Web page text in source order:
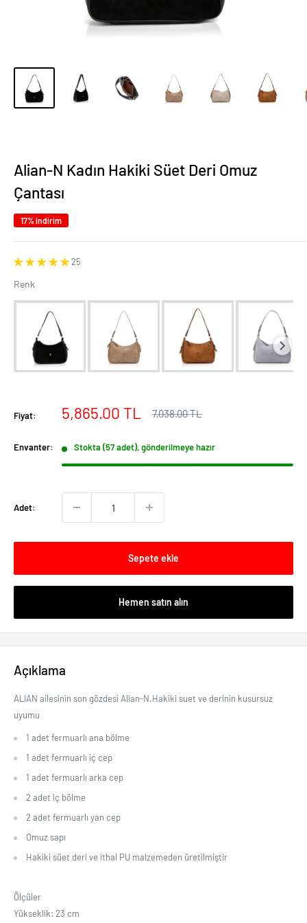
Alian-N Kadın Hakiki Süet Deri Omuz
Çantası
17% indirim
25
Renk
Fiyat:
İndirimli
5,865.00 TL
Normal
7,038.00 TL
Envanter: Stokta (57 adet), gönderilmeye hazır
Adet:
Sepete ekle
Hemen satın alın
Açıklama
ALIAN ailesinin son gözdesi Alian-N.Hakiki suet ve derinin kusursuz
uyumu
1 adet fermuarlı ana bölme
1 adet fermuarlı iç cep
1 adet fermuarlı arka cep
2 adet iç bölme
2 adet fermuarlı yan cep
Omuz sapı
Hakiki süet deri ve ithal PU malzemeden üretilmiştir
Ölçüler
Yükseklik: 23 cm